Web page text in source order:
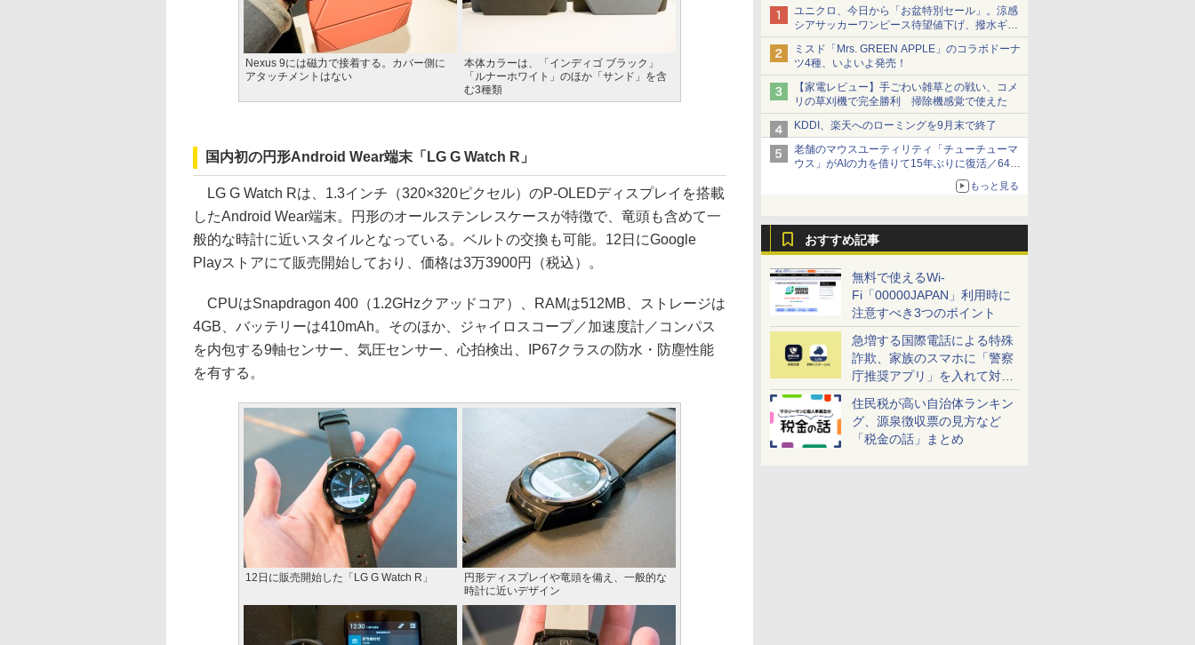
ユニクロ、今日から「お盆特別セール」。涼感
シアサッカーワンピース待望値下げ、撥水ギア
ショーツは1990円に
ミスド「Mrs. GREEN APPLE」のコラボドーナ
ツ4種、いよいよ発売！
【家電レビュー】手ごわい雑草との戦い、コメ
リの草刈機で完全勝利 掃除機感覚で使えた
KDDI、楽天へのローミングを9月末で終了
老舗のマウスユーティリティ「チューチューマ
ウス」がAIの力を借りて15年ぶりに復活／64bit
化、Windows 10/11、「Chrome」も走り回
る。復活記念で2026年末まで500円
もっと見る
おすすめ記事
無料で使えるWi-
Fi「00000JAPAN」利用時に
注意すべき3つのポイント
急増する国際電話による特殊
詐欺、家族のスマホに「警察
庁推奨アプリ」を入れて対策
しよう！
住民税が高い自治体ランキン
グ、源泉徴収票の見方など
「税金の話」まとめ
Nexus 9には磁力で接着する。カバー側に
アタッチメントはない
本体カラーは、「インディゴ ブラック」
「ルナーホワイト」のほか「サンド」を含
む3種類
国内初の円形Android Wear端末「LG G Watch R」
LG G Watch Rは、1.3インチ（320×320ピクセル）のP-OLEDディスプレイを搭載
したAndroid Wear端末。円形のオールステンレスケースが特徴で、竜頭も含めて一
般的な時計に近いスタイルとなっている。ベルトの交換も可能。12日にGoogle
Playストアにて販売開始しており、価格は3万3900円（税込）。
CPUはSnapdragon 400（1.2GHzクアッドコア）、RAMは512MB、ストレージは
4GB、バッテリーは410mAh。そのほか、ジャイロスコープ／加速度計／コンパス
を内包する9軸センサー、気圧センサー、心拍検出、IP67クラスの防水・防塵性能
を有する。
12日に販売開始した「LG G Watch R」
円形ディスプレイや竜頭を備え、一般的な
時計に近いデザイン